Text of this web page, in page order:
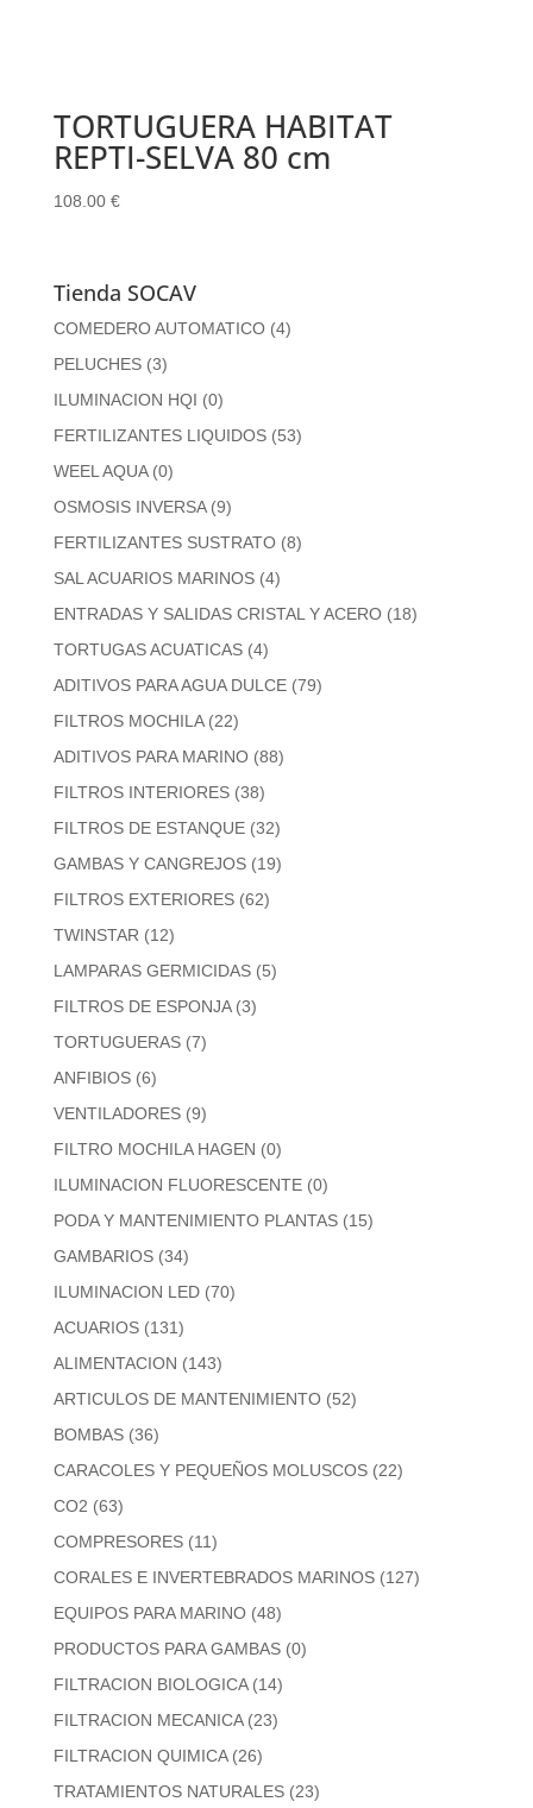
TORTUGUERA HABITAT
REPTI-SELVA 80 cm
108.00 €
Tienda SOCAV
COMEDERO AUTOMATICO (4)
PELUCHES (3)
ILUMINACION HQI (0)
FERTILIZANTES LIQUIDOS (53)
WEEL AQUA (0)
OSMOSIS INVERSA (9)
FERTILIZANTES SUSTRATO (8)
SAL ACUARIOS MARINOS (4)
ENTRADAS Y SALIDAS CRISTAL Y ACERO (18)
TORTUGAS ACUATICAS (4)
ADITIVOS PARA AGUA DULCE (79)
FILTROS MOCHILA (22)
ADITIVOS PARA MARINO (88)
FILTROS INTERIORES (38)
FILTROS DE ESTANQUE (32)
GAMBAS Y CANGREJOS (19)
FILTROS EXTERIORES (62)
TWINSTAR (12)
LAMPARAS GERMICIDAS (5)
FILTROS DE ESPONJA (3)
TORTUGUERAS (7)
ANFIBIOS (6)
VENTILADORES (9)
FILTRO MOCHILA HAGEN (0)
ILUMINACION FLUORESCENTE (0)
PODA Y MANTENIMIENTO PLANTAS (15)
GAMBARIOS (34)
ILUMINACION LED (70)
ACUARIOS (131)
ALIMENTACION (143)
ARTICULOS DE MANTENIMIENTO (52)
BOMBAS (36)
CARACOLES Y PEQUEÑOS MOLUSCOS (22)
CO2 (63)
COMPRESORES (11)
CORALES E INVERTEBRADOS MARINOS (127)
EQUIPOS PARA MARINO (48)
PRODUCTOS PARA GAMBAS (0)
FILTRACION BIOLOGICA (14)
FILTRACION MECANICA (23)
FILTRACION QUIMICA (26)
TRATAMIENTOS NATURALES (23)